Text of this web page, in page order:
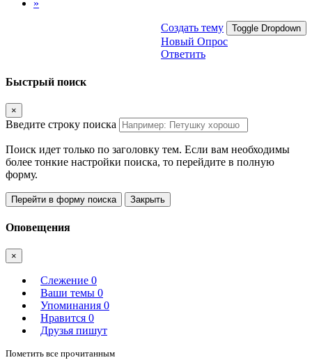
»
Создать тему Toggle Dropdown
Новый Опрос
Ответить
Быстрый поиск
×
Введите строку поиска
Поиск идет только по заголовку тем. Если вам необходимы
более тонкие настройки поиска, то перейдите в полную
форму.
Перейти в форму поиска Закрыть
Оповещения
×
Слежение 0
Ваши темы 0
Упоминания 0
Нравится 0
Друзья пишут
Пометить все прочитанным